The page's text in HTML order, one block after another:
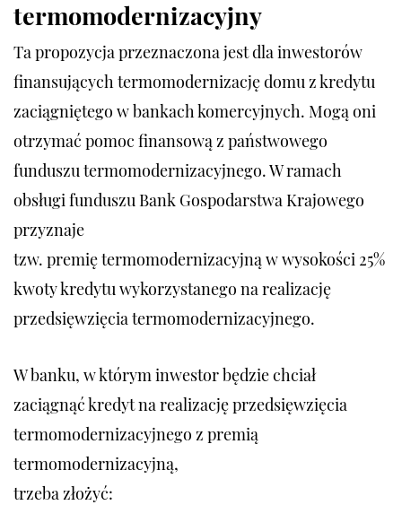
termomodernizacyjny
Ta propozycja przeznaczona jest dla inwestorów
finansujących termomodernizację domu z kredytu
zaciągniętego w bankach komercyjnych. Mogą oni
otrzymać pomoc finansową z państwowego
funduszu termomodernizacyjnego. W ramach
obsługi funduszu Bank Gospodarstwa Krajowego
przyznaje
tzw. premię termomodernizacyjną w wysokości 25%
kwoty kredytu wykorzystanego na realizację
przedsięwzięcia termomodernizacyjnego.
W banku, w którym inwestor będzie chciał
zaciągnąć kredyt na realizację przedsięwzięcia
termomodernizacyjnego z premią
termomodernizacyjną,
trzeba złożyć: